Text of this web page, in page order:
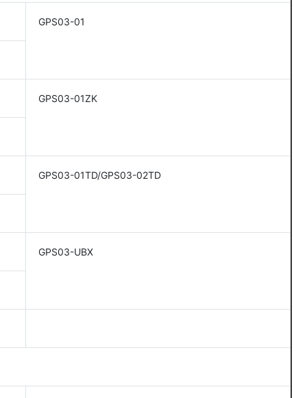
GPS03-01
GPS03-01ZK
GPS03-01TD/GPS03-02TD
GPS03-UBX